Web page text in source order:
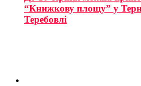
“Книжкову площу” у
Теребовлі